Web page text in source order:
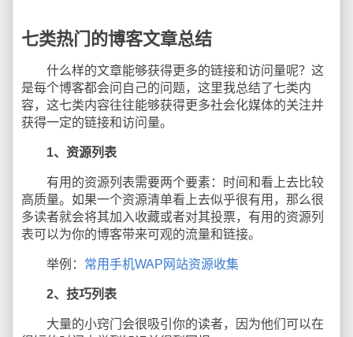
七类热门的博客文章总结
什么样的文章能够获得更多的链接和访问量呢？这
是每个博客都会问自己的问题，这里我总结了七类内
容，这七类内容往往能够获得更多社会化媒体的关注并
获得一定的链接和访问量。
1、资源列表
有用的资源列表需要两个要素：时间和看上去比较
高质量。如果一个资源清单看上去似乎很有用，那么很
多读者就会将其加入收藏或者对其投票，有用的资源列
表可以为你的博客带来可观的流量和链接。
举例： 常用手机WAP网站资源收集
2、技巧列表
大量的小窍门会很吸引你的读者，因为他们可以在